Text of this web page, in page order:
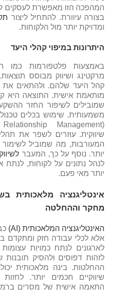
המהפכה הזו מאפשרת לעסקים
בצורה עיוורת. להתחיל ליצור
ומדויקת יותר מול הלקוחות.
היתרונות במיפוי קהלי היעד
באמצעות פלטפורמות כמו
מרקטינג ושיווק מבוסס
קהל היעד שלהם. ולהתאים את
מותאמת אישית. התוצאה היא
שיווקית. עוזרים לשפר את
המעורבות, מה שמוביל
יותר. נוסף על כך, המעבר
לנהל נתונים על לקוחות, לנתח
יותר מאי פעם.
אינטליגנציה מלאכותית
מחקר וההחלטה
האינטליגנציה המלאכותית (AI)
לארגונים לנתח כמויות
לזהות דפוסים ולהסיק
ההחלטות. בינה מלאכותית
שיווקיים חכמים יותר.
התאמה אישית של מסרים